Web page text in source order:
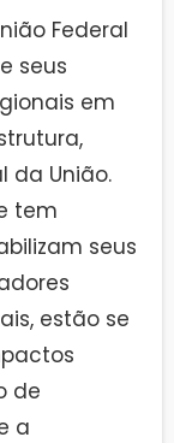
Federal
seus
em
da União.
tem
seus
estão se
de
a